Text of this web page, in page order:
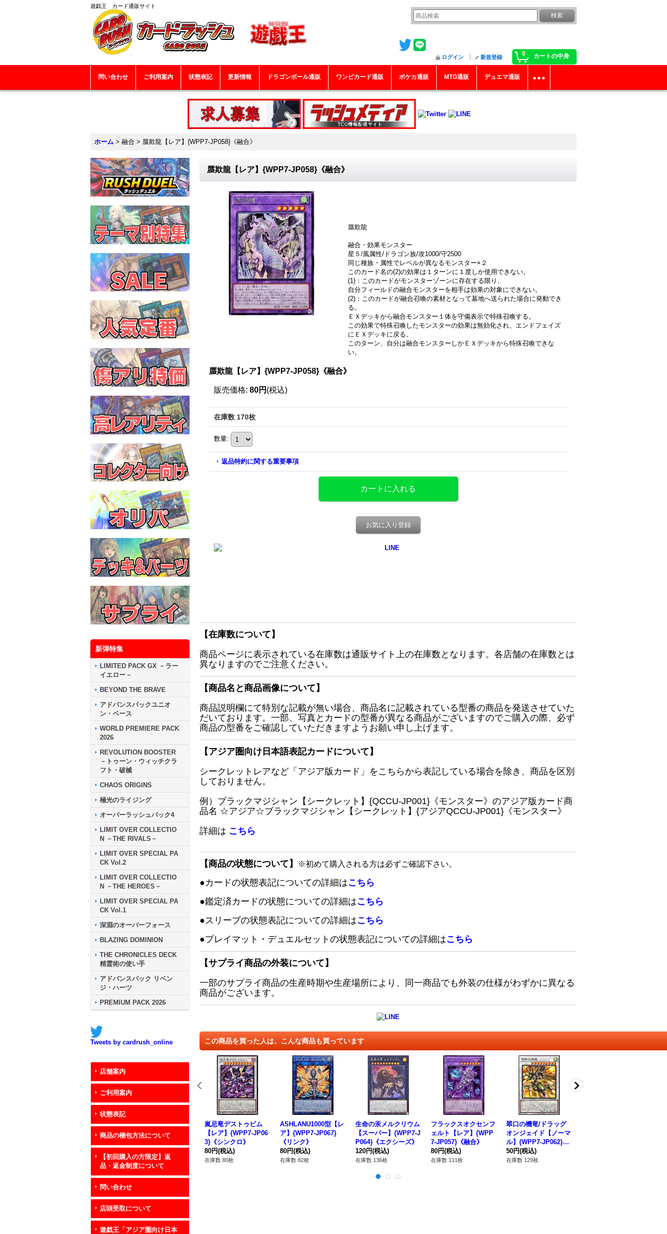
遊戯王 カード通販サイト
0 カートの中身
ログイン 新規登録
問い合わせ ご利用案内 状態表記 更新情報 ドラゴンボール通販 ワンピカード通販 ポケカ通販 MTG通販 デュエマ通販
ホーム > 融合 > 蜃欺龍【レア】{WPP7-JP058}《融合》
新弾特集
LIMITED PACK GX －ラー
イエロー－
BEYOND THE BRAVE
アドバンスパックユニオ
ン・ベース
WORLD PREMIERE PACK
2026
REVOLUTION BOOSTER
－トゥーン・ウィッチクラ
フト・破械
CHAOS ORIGINS
極光のライジング
オーバーラッシュパック4
LIMIT OVER COLLECTIO
N －THE RIVALS－
LIMIT OVER SPECIAL PA
CK Vol.2
LIMIT OVER COLLECTIO
N －THE HEROES－
LIMIT OVER SPECIAL PA
CK Vol.1
深淵のオーバーフォース
BLAZING DOMINION
THE CHRONICLES DECK
精霊術の使い手
アドバンスパック リベン
ジ・ハーツ
PREMIUM PACK 2026
Tweets by cardrush_online
店舗案内
ご利用案内
状態表記
商品の梱包方法について
【初回購入の方限定】返
品・返金制度について
問い合わせ
店頭受取について
遊戯王「アジア圏向け日本
蜃欺龍【レア】{WPP7-JP058}《融合》
蜃欺龍
融合・効果モンスター
星５/風属性/ドラゴン族/攻1000/守2500
同じ種族・属性でレベルが異なるモンスター×２
このカード名の(2)の効果は１ターンに１度しか使用できない。
(1)：このカードがモンスターゾーンに存在する限り、
自分フィールドの融合モンスターを相手は効果の対象にできない。
(2)：このカードが融合召喚の素材となって墓地へ送られた場合に発動でき
る。
ＥＸデッキから融合モンスター１体を守備表示で特殊召喚する。
この効果で特殊召喚したモンスターの効果は無効化され、エンドフェイズ
にＥＸデッキに戻る。
このターン、自分は融合モンスターしかＥＸデッキから特殊召喚できな
い。
蜃欺龍【レア】{WPP7-JP058}《融合》
販売価格: 80円 (税込)
在庫数 170枚
数量:
返品特約に関する重要事項
お気に入り登録
【在庫数について】
商品ページに表示されている在庫数は通販サイト上の在庫数となります。各店舗の在庫数とは
異なりますのでご注意ください。
【商品名と商品画像について】
商品説明欄にて特別な記載が無い場合、商品名に記載されている型番の商品を発送させていた
だいております。一部、写真とカードの型番が異なる商品がございますのでご購入の際、必ず
商品の型番をご確認していただきますようお願い申し上げます。
【アジア圏向け日本語表記カードについて】
シークレットレアなど「アジア版カード」をこちらから表記している場合を除き、商品を区別
しておりません。
例）ブラックマジシャン【シークレット】{QCCU-JP001}《モンスター》のアジア版カード商
品名 ☆アジア☆ブラックマジシャン【シークレット】{アジアQCCU-JP001}《モンスター》
詳細は こちら
【商品の状態について】 ※初めて購入される方は必ずご確認下さい。
●カードの状態表記についての詳細はこちら
●鑑定済カードの状態についての詳細はこちら
●スリーブの状態表記についての詳細はこちら
●プレイマット・デュエルセットの状態表記についての詳細はこちら
【サプライ商品の外装について】
一部のサプライ商品の生産時期や生産場所により、同一商品でも外装の仕様がわずかに異なる
商品がございます。
この商品を買った人は、こんな商品も買っています
嵐忌竜デストゥビム
【レア】{WPP7-JP06
3}《シンクロ》
80円(税込)
在庫数 80枚
ASHLANU1000型【レ
ア】{WPP7-JP067}
《リンク》
80円(税込)
在庫数 82枚
生命の汞メルクリウム
【スーパー】{WPP7-J
P064}《エクシーズ》
120円(税込)
在庫数 136枚
フラックスオクセンフ
ェルト【レア】{WPP
7-JP057}《融合》
80円(税込)
在庫数 111枚
翠口の機竜/ドラッグ
オンジェイド【ノーマ
ル】{WPP7-JP062}
《シンクロ》
50円(税込)
在庫数 129枚